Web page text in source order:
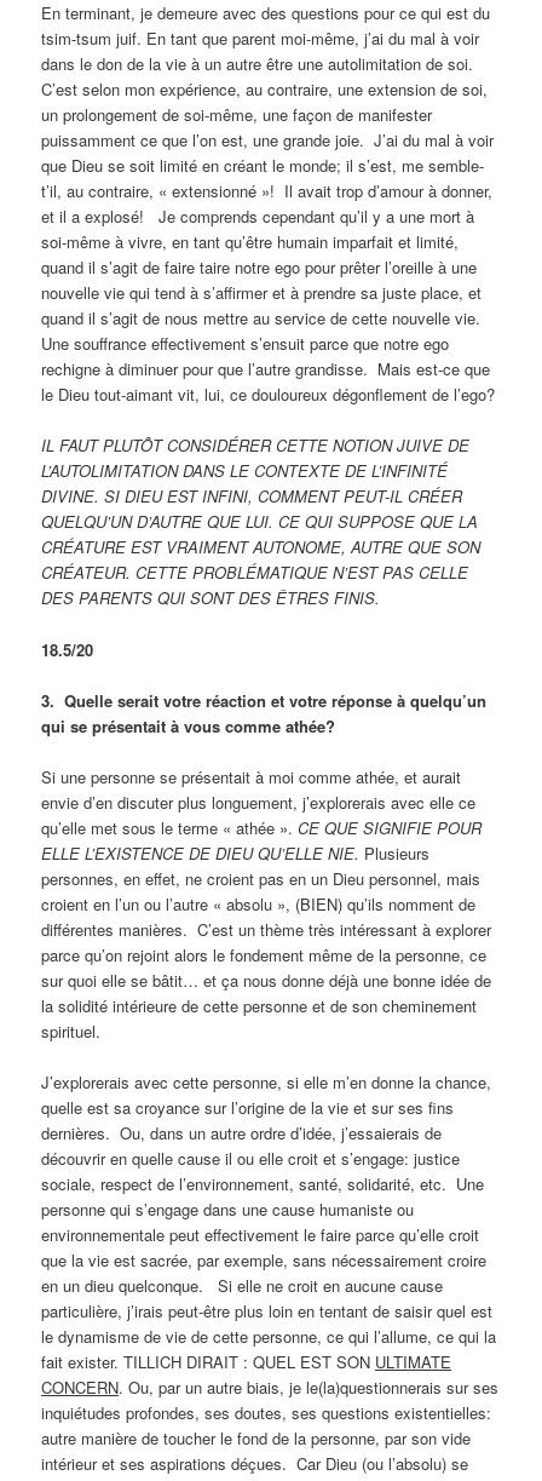
En terminant, je demeure avec des questions pour ce qui est du
tsim-tsum juif. En tant que parent moi-même, j’ai du mal à voir
dans le don de la vie à un autre être une autolimitation de soi.
C’est selon mon expérience, au contraire, une extension de soi,
un prolongement de soi-même, une façon de manifester
puissamment ce que l’on est, une grande joie. J’ai du mal à voir
que Dieu se soit limité en créant le monde; il s’est, me semble-
t’il, au contraire, « extensionné »! Il avait trop d’amour à donner,
et il a explosé! Je comprends cependant qu’il y a une mort à
soi-même à vivre, en tant qu’être humain imparfait et limité,
quand il s’agit de faire taire notre ego pour prêter l’oreille à une
nouvelle vie qui tend à s’affirmer et à prendre sa juste place, et
quand il s’agit de nous mettre au service de cette nouvelle vie.
Une souffrance effectivement s’ensuit parce que notre ego
rechigne à diminuer pour que l’autre grandisse. Mais est-ce que
le Dieu tout-aimant vit, lui, ce douloureux dégonflement de l’ego?
IL FAUT PLUTÔT CONSIDÉRER CETTE NOTION JUIVE DE
L’AUTOLIMITATION DANS LE CONTEXTE DE L’INFINITÉ
DIVINE. SI DIEU EST INFINI, COMMENT PEUT-IL CRÉER
QUELQU’UN D’AUTRE QUE LUI. CE QUI SUPPOSE QUE LA
CRÉATURE EST VRAIMENT AUTONOME, AUTRE QUE SON
CRÉATEUR. CETTE PROBLÉMATIQUE N’EST PAS CELLE
DES PARENTS QUI SONT DES ÊTRES FINIS.
18.5/20
3. Quelle serait votre réaction et votre réponse à quelqu’un
qui se présentait à vous comme athée?
Si une personne se présentait à moi comme athée, et aurait
envie d’en discuter plus longuement, j’explorerais avec elle ce
qu’elle met sous le terme « athée ». CE QUE SIGNIFIE POUR
ELLE L’EXISTENCE DE DIEU QU’ELLE NIE. Plusieurs
personnes, en effet, ne croient pas en un Dieu personnel, mais
croient en l’un ou l’autre « absolu », (BIEN) qu’ils nomment de
différentes manières. C’est un thème très intéressant à explorer
parce qu’on rejoint alors le fondement même de la personne, ce
sur quoi elle se bâtit… et ça nous donne déjà une bonne idée de
la solidité intérieure de cette personne et de son cheminement
spirituel.
J’explorerais avec cette personne, si elle m’en donne la chance,
quelle est sa croyance sur l’origine de la vie et sur ses fins
dernières. Ou, dans un autre ordre d’idée, j’essaierais de
découvrir en quelle cause il ou elle croit et s’engage: justice
sociale, respect de l’environnement, santé, solidarité, etc. Une
personne qui s’engage dans une cause humaniste ou
environnementale peut effectivement le faire parce qu’elle croit
que la vie est sacrée, par exemple, sans nécessairement croire
en un dieu quelconque. Si elle ne croit en aucune cause
particulière, j’irais peut-être plus loin en tentant de saisir quel est
le dynamisme de vie de cette personne, ce qui l’allume, ce qui la
fait exister. TILLICH DIRAIT : QUEL EST SON ULTIMATE
CONCERN. Ou, par un autre biais, je le(la)questionnerais sur ses
inquiétudes profondes, ses doutes, ses questions existentielles:
autre manière de toucher le fond de la personne, par son vide
intérieur et ses aspirations déçues. Car Dieu (ou l’absolu) se